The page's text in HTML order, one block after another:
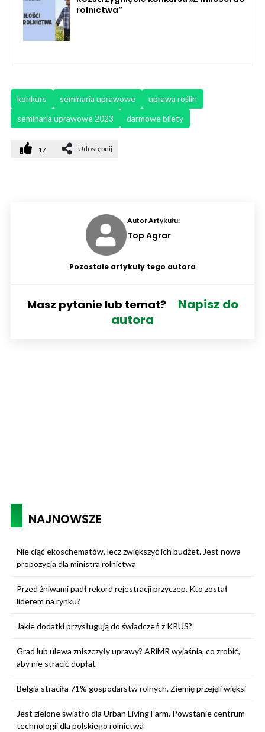
rolnictwa”
konkurs seminaria uprawowe
uprawa roślin
seminaria uprawowe 2023
darmowe bilety
17 Udostępnij
Autor Artykułu:
Top Agrar
Pozostałe artykuły tego autora
Masz pytanie lub temat?
Napisz do
autora
NAJNOWSZE
Nie ciąć ekoschematów, lecz zwiększyć ich budżet. Jest nowa
propozycja dla ministra rolnictwa
Przed żniwami padł rekord rejestracji przyczep. Kto został
liderem na rynku?
Jakie dodatki przysługują do świadczeń z KRUS?
Grad lub ulewa zniszczyły uprawy? ARiMR wyjaśnia, co zrobić,
aby nie stracić dopłat
Belgia straciła 71% gospodarstw rolnych. Ziemię przejęli więksi
Jest zielone światło dla Urban Living Farm. Powstanie centrum
technologii dla polskiego rolnictwa